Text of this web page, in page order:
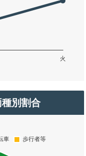
別割合